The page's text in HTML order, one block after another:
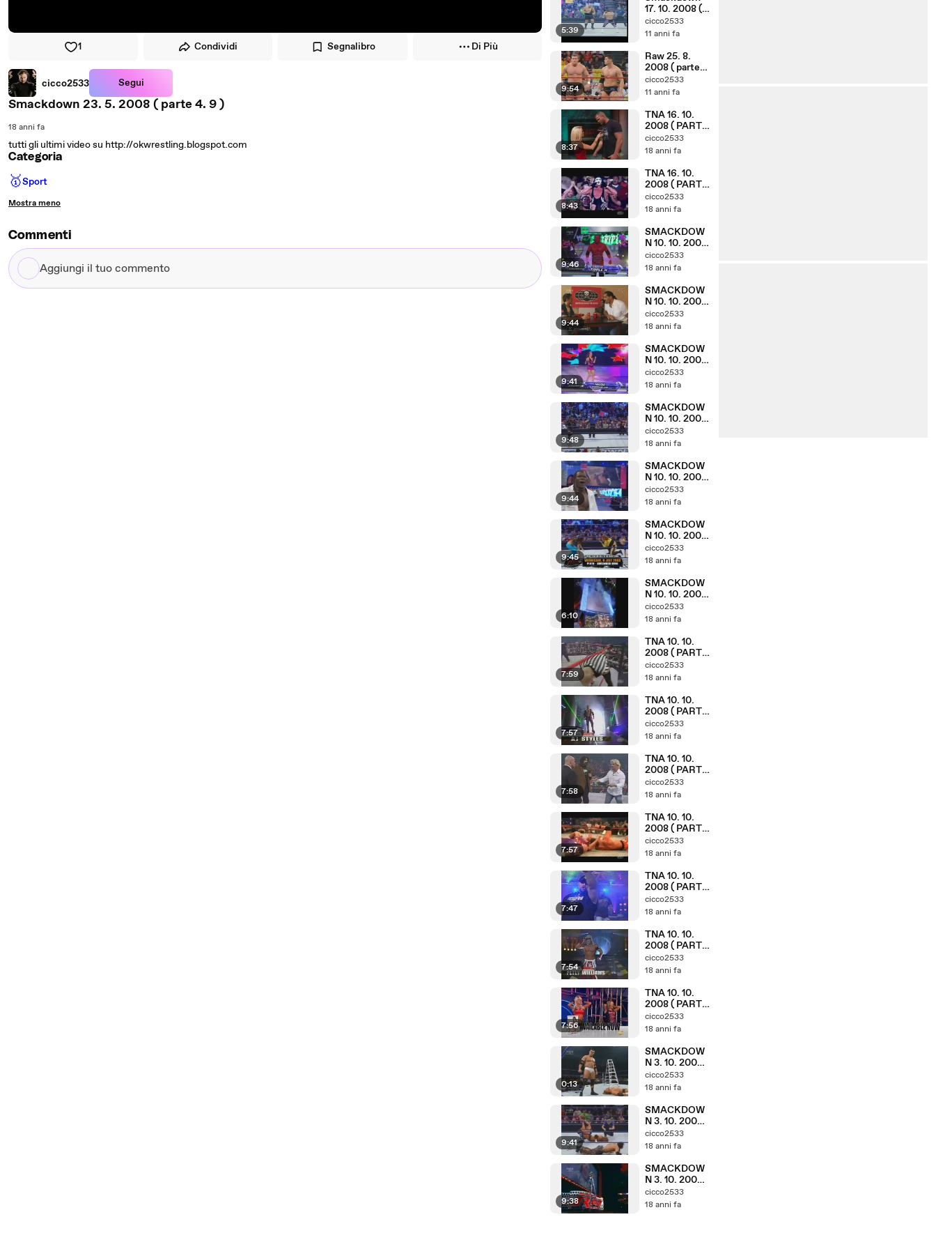
1 Condividi Segnalibro Di Più
cicco2533 Segui
Smackdown 23. 5. 2008 ( parte 4. 9 )
18 anni fa
tutti gli ultimi video su http://okwrestling.blogspot.com
Categoria
🥇Sport
Mostra meno
Commenti
Aggiungi
il
5:39
17. 10. 2008 (
parte 1. 8 )
cicco2533
11 anni fa
9:54
Raw 25. 8.
2008 ( parte
6. 10 )
cicco2533
11 anni fa
8:37
TNA 16. 10.
2008 ( PARTE
7. 10 )
cicco2533
18 anni fa
8:43
TNA 16. 10.
2008 ( PARTE
2. 10 )
cicco2533
18 anni fa
9:46
SMACKDOW
N 10. 10. 2008
cicco2533
18 anni fa
9:44
SMACKDOW
N 10. 10. 2008
cicco2533
18 anni fa
9:41
SMACKDOW
N 10. 10. 2008
cicco2533
18 anni fa
9:48
SMACKDOW
N 10. 10. 2008
cicco2533
18 anni fa
9:44
SMACKDOW
N 10. 10. 2008
cicco2533
18 anni fa
9:45
SMACKDOW
N 10. 10. 2008
cicco2533
18 anni fa
6:10
SMACKDOW
N 10. 10. 2008
cicco2533
18 anni fa
7:59
TNA 10. 10.
2008 ( PARTE
10. 11 )
cicco2533
18 anni fa
7:57
TNA 10. 10.
2008 ( PARTE
9. 11 )
cicco2533
18 anni fa
7:58
TNA 10. 10.
2008 ( PARTE
7. 11 )
cicco2533
18 anni fa
7:57
TNA 10. 10.
2008 ( PARTE
6. 11 )
cicco2533
18 anni fa
7:47
TNA 10. 10.
2008 ( PARTE
5. 11 )
cicco2533
18 anni fa
7:54
TNA 10. 10.
2008 ( PARTE
3. 11 )
cicco2533
18 anni fa
7:56
TNA 10. 10.
2008 ( PARTE
2. 11 )
cicco2533
18 anni fa
0:13
SMACKDOW
N 3. 10. 2008 (
cicco2533
18 anni fa
9:41
SMACKDOW
N 3. 10. 2008 (
cicco2533
18 anni fa
9:38
SMACKDOW
N 3. 10. 2008 (
cicco2533
18 anni fa